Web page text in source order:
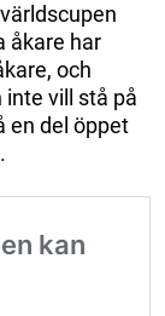
åkare har
och
vill stå på
en del öppet